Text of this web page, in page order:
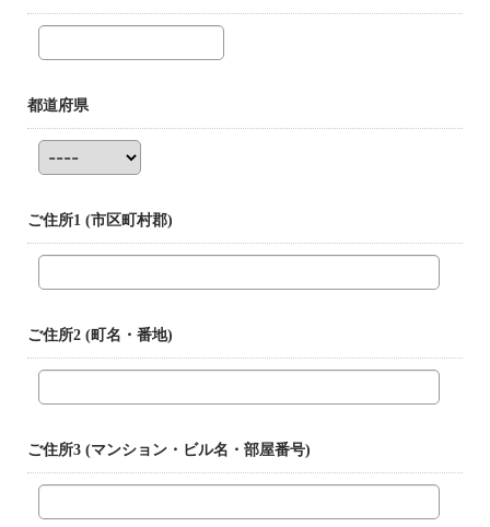
都道府県
ご住所1 (市区町村郡)
ご住所2 (町名・番地)
ご住所3 (マンション・ビル名・部屋番号)